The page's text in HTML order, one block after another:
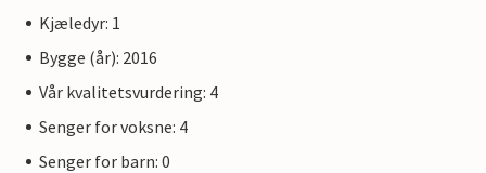
Kjæledyr: 1
Bygge (år): 2016
Vår kvalitetsvurdering: 4
Senger for voksne: 4
Senger for barn: 0